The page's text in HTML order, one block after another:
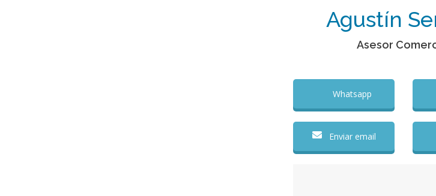
Agustín
Asesor
Whatsapp
Enviar email